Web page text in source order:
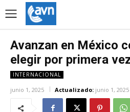
Avanzan en México
elegir por primera
INTERNACIONAL
junio 1, 2025 Actualizado: junio 1, 2025